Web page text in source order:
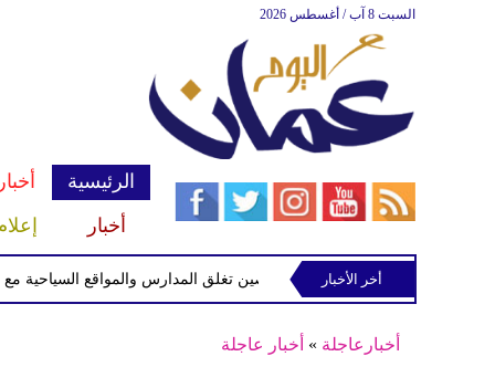
السبت 8 آب / أغسطس 2026
الرئيسية
أخبار
الصين تغلق المدارس والمواقع السياحية مع أخر الأخبار
أخبارعاجلة » أخبار عاجلة